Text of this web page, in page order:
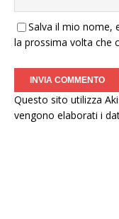
Salva il mio nome,
la prossima volta che
Questo sito utilizza
vengono elaborati i